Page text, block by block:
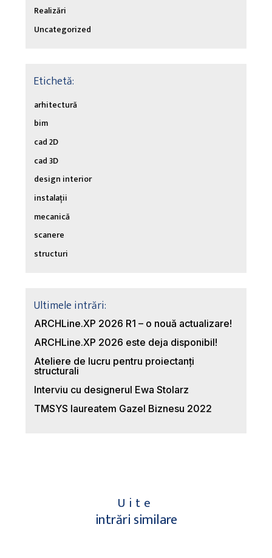
Realizări
Uncategorized
Etichetă:
arhitectură
bim
cad 2D
cad 3D
design interior
instalații
mecanică
scanere
structuri
Ultimele intrări:
ARCHLine.XP 2026 R1 – o nouă actualizare!
ARCHLine.XP 2026 este deja disponibil!
Ateliere de lucru pentru proiectanți
structurali
Interviu cu designerul Ewa Stolarz
TMSYS laureatem Gazel Biznesu 2022
Uite
intrări similare